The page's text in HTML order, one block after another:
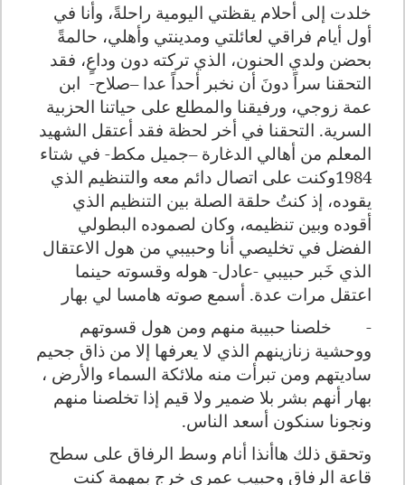
خلدت إلى أحلام يقظتي اليومية راحلةً، وأنا في
أول أيام فراقي لعائلتي ومدينتي وأهلي، حالمةً
بحضن ولدي الحنون، الذي تركته دون وداعٍ، فقد
التحقنا سراً دونَ أن نخبر أحداً عدا –صلاح- ابن
عمة زوجي، ورفيقنا والمطلع على حياتنا الحزبية
السرية. التحقنا في أخر لحظة فقد أعتقل الشهيد
المعلم من أهالي الدغارة –جميل مكط- في شتاء
1984وكنت على اتصال دائم معه والتنظيم الذي
يقوده، إذ كنتُ حلقة الصلة بين التنظيم الذي
أقوده وبين تنظيمه، وكان لصموده البطولي
الفضل في تخليصي أنا وحبيبي من هول الاعتقال
الذي خَبر حبيبي -عادل- هوله وقسوته حينما
اعتقل مرات عدة. أسمع صوته هامسا لي بهار
-
خلصنا حبيبة منهم ومن هول قسوتهم
ووحشية زنازينهم الذي لا يعرفها إلا من ذاق جحيم
ساديتهم ومن تبرأت منه ملائكة السماء والأرض ،
بهار أنهم بشر بلا ضمير ولا قيم إذا تخلصنا منهم
ونجونا سنكون أسعد الناس.
وتحقق ذلك هاأنذا أنام وسط الرفاق على سطح
قاعة الرفاق وحبيب عمري خرج بمهمة كنت